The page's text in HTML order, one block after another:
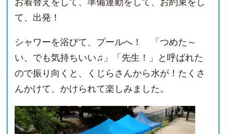
お着替えをして、準備運動をして、お約束をし
て、出発！
シャワーを浴びて、プールへ！ 「つめた～
い、でも気持ちいい♫」「先生！」と呼ばれた
ので振り向くと、くじらさんから水が！たくさ
んかけて、かけられて楽しみました。